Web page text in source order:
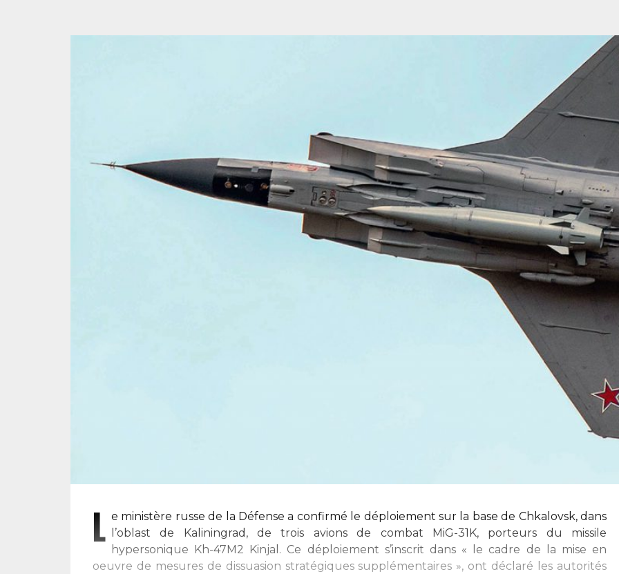
L e ministère russe de la Défense a confirmé le déploiement sur la base de Chkalovsk, dans
l’oblast de Kaliningrad, de trois avions de combat MiG-31K, porteurs du missile
hypersonique Kh-47M2 Kinjal. Ce déploiement s’inscrit dans « le cadre de la mise en
oeuvre de mesures de dissuasion stratégiques supplémentaires », ont déclaré les autorités